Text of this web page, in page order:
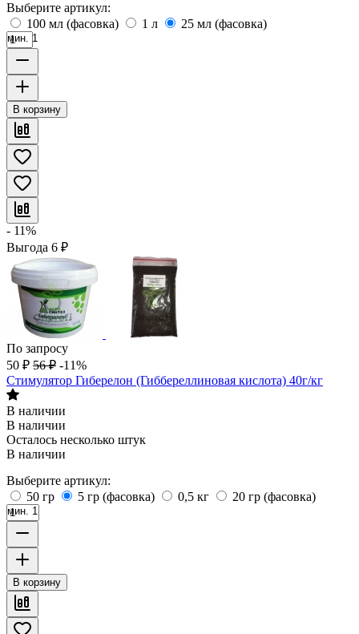
Выберите артикул:
100 мл (фасовка)
1 л 25 мл (фасовка)
мин. 1
В корзину
- 11%
Выгода 6 ₽
По запросу
50 ₽ 56 ₽ -11%
Стимулятор Гиберелон (Гиббереллиновая кислота) 40г/кг
В наличии
В наличии
Осталось несколько штук
В наличии
Выберите артикул:
50 гр
5 гр (фасовка) 0,5 кг 20 гр (фасовка)
мин. 1
В корзину